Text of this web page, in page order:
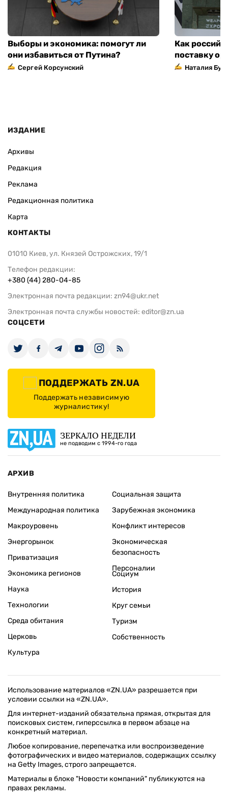
Выборы и экономика: помогут ли
они избавиться от Путина?
Сергей Корсунский
Как
поставку
Наталия
ИЗДАНИЕ
Архивы
Редакция
Реклама
Редакционная политика
Карта
КОНТАКТЫ
01010 Киев, ул. Князей Острожских, 19/1
Телефон редакции:
+380 (44) 280-04-85
Электронная почта редакции: zn94@ukr.net
Электронная почта службы новостей: editor@zn.ua
СОЦСЕТИ
ПОДДЕРЖАТЬ ZN.UA
Поддержать независимую
журналистику!
ЗЕРКАЛО НЕДЕЛИ
не подводим с 1994-го года
АРХИВ
Внутренняя политика
Международная политика
Макроуровень
Энергорынок
Приватизация
Экономика регионов
Социальная защита
Зарубежная экономика
Конфликт интересов
Экономическая
безопасность
Персоналии
Наука
Технологии
Среда обитания
Церковь
Культура
Социум
История
Круг семьи
Туризм
Собственность
Использование материалов «ZN.UA» разрешается при
условии ссылки на «ZN.UA».
Для интернет-изданий обязательна прямая, открытая для
поисковых систем, гиперссылка в первом абзаце на
конкретный материал.
Любое копирование, перепечатка или воспроизведение
фотографических и видео материалов, содержащих ссылку
на Getty Images, строго запрещается.
Материалы в блоке "Новости компаний" публикуются на
правах рекламы.